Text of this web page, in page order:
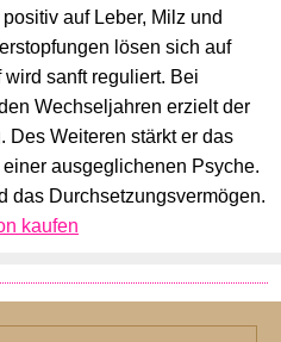
auf Leber, Milz und
lösen sich auf
sanft reguliert. Bei
Wechseljahren erzielt der
Des Weiteren stärkt er das
ausgeglichenen Psyche.
das Durchsetzungsvermögen.
kaufen